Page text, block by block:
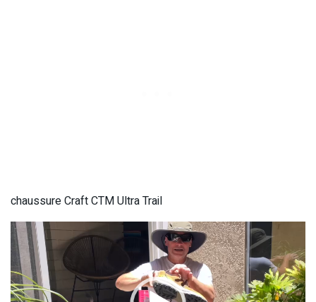
chaussure Craft CTM Ultra Trail
Lecteur
vidéo